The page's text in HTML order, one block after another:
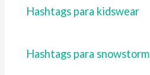
Hashtags para kidswear
Hashtags para snowstorm